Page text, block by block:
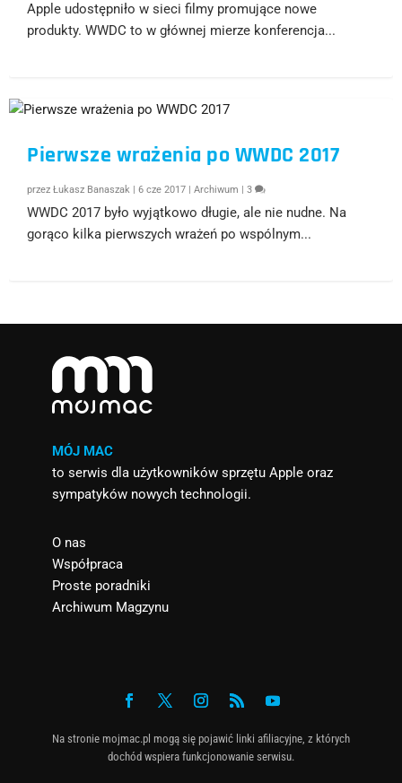
Apple udostępniło w sieci filmy promujące nowe
produkty. WWDC to w głównej mierze konferencja...
Pierwsze wrażenia po WWDC 2017
przezŁukasz Banaszak |6 cze 2017 |Archiwum |3
WWDC 2017 było wyjątkowo długie, ale nie nudne. Na
gorąco kilka pierwszych wrażeń po wspólnym...
MÓJ MAC
to serwis dla użytkowników sprzętu Apple oraz
sympatyków nowych technologii.
O nas
Współpraca
Proste poradniki
Archiwum Magzynu
Na stronie mojmac.pl mogą się pojawić linki afiliacyjne, z których
dochód wspiera funkcjonowanie serwisu.